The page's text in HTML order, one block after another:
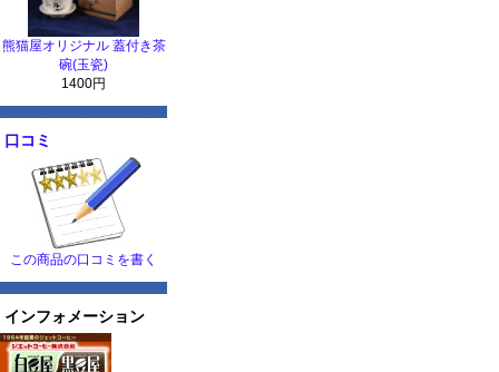
熊猫屋オリジナル 蓋付き茶
碗(玉瓷)
1400円
口コミ
この商品の口コミを書く
インフォメーション